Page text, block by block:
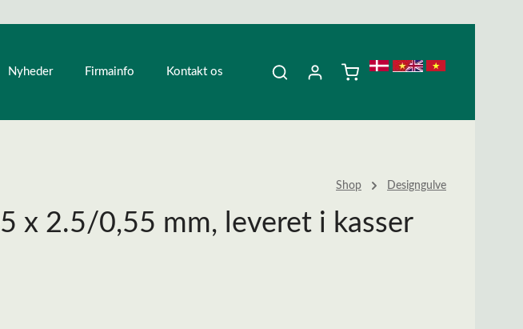
Nyheder Firmainfo Kontakt os
Shop Designgulve
x 2.5/0,55 mm, leveret i kasser